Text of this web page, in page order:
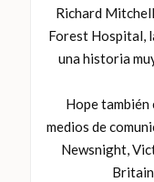
Richard
Forest Hospital,
una historia
Hope también
medios de
Newsnight,